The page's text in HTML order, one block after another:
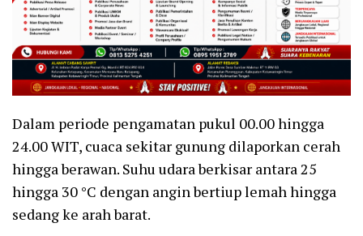
Dalam periode pengamatan pukul 00.00 hingga
24.00 WIT, cuaca sekitar gunung dilaporkan cerah
hingga berawan. Suhu udara berkisar antara 25
hingga 30 °C dengan angin bertiup lemah hingga
sedang ke arah barat.